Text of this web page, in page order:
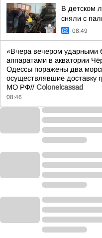
В детском
сняли с
08:49
«Вчера вечером ударными
аппаратами в акватории
Одессы поражены два
осуществлявшие доставку
МО РФ// Colonelcassad
08:46